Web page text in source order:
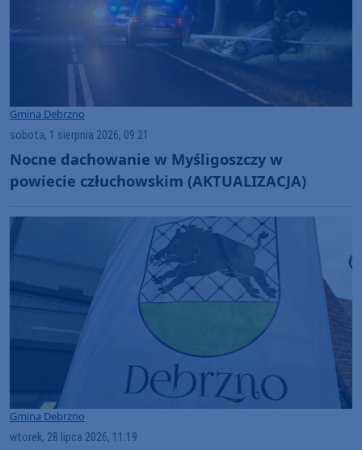
Gmina Debrzno
sobota, 1 sierpnia 2026, 09:21
Nocne dachowanie w Myśligoszczy w
powiecie człuchowskim (AKTUALIZACJA)
Gmina Debrzno
wtorek, 28 lipca 2026, 11:19